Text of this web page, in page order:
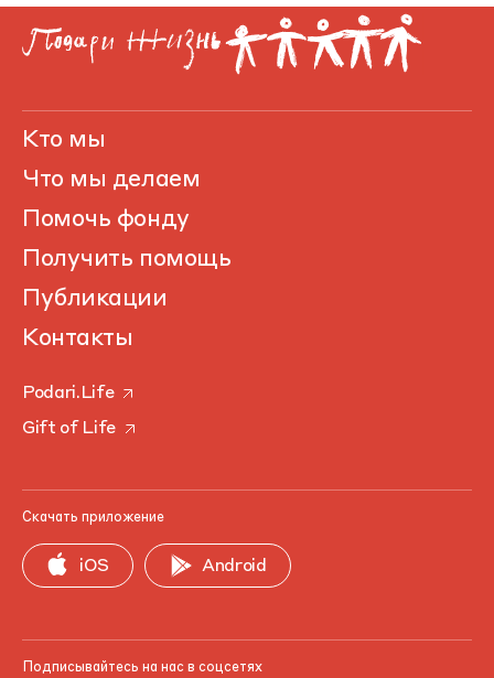
Кто мы
Что мы делаем
Помочь фонду
Получить помощь
Публикации
Контакты
Podari.Life
Gift of Life
Скачать приложение
iOS Android
Подписывайтесь на нас в соцсетях